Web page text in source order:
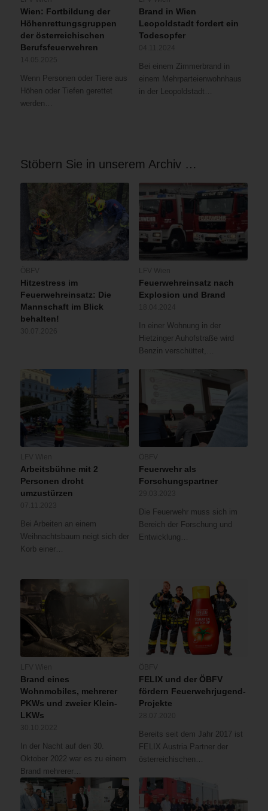
Wien: Fortbildung der
Höhenrettungsgruppen
der österreichischen
Berufsfeuerwehren
Wenn Personen oder Tiere aus
Höhen oder Tiefen gerettet
werden…
Brand in Wien
Leopoldstadt fordert ein
Todesopfer
Bei einem Zimmerbrand in
einem Mehrparteienwohnhaus
in der Leopoldstadt…
Stöbern Sie in unserem Archiv …
Hitzestress im
Feuerwehreinsatz: Die
Mannschaft im Blick
behalten!
Feuerwehreinsatz nach
Explosion und Brand
In einer Wohnung in der
Hietzinger Auhofstraße wird
Benzin verschüttet,…
Arbeitsbühne mit 2
Personen droht
umzustürzen
Bei Arbeiten an einem
Weihnachtsbaum neigt sich der
Korb einer…
Feuerwehr als
Forschungspartner
Die Feuerwehr muss sich im
Bereich der Forschung und
Entwicklung…
Brand eines
Wohnmobiles, mehrerer
PKWs und zweier Klein-
LKWs
In der Nacht auf den 30.
Oktober 2022 war es zu einem
Brand mehrerer…
FELIX und der ÖBFV
fördern Feuerwehrjugend-
Projekte
Bereits seit dem Jahr 2017 ist
FELIX Austria Partner der
österreichischen…